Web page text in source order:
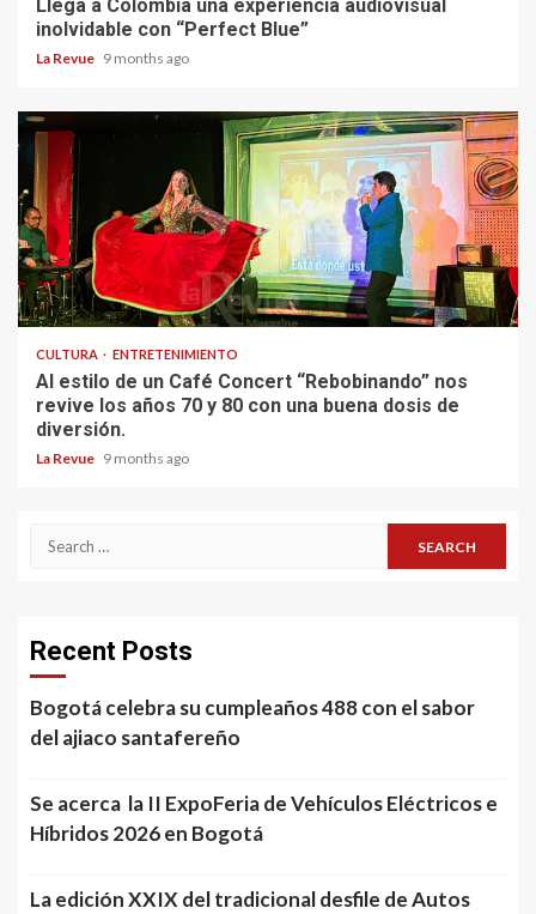
Llega a Colombia una experiencia audiovisual
inolvidable con “Perfect Blue”
La Revue 9 months ago
CULTURA ENTRETENIMIENTO
Al estilo de un Café Concert “Rebobinando” nos
revive los años 70 y 80 con una buena dosis de
diversión.
La Revue 9 months ago
Search
Recent Posts
Bogotá celebra su cumpleaños 488 con el sabor
del ajiaco santafereño
Se acerca la II ExpoFeria de Vehículos Eléctricos e
Híbridos 2026 en Bogotá
La edición XXIX del tradicional desfile de Autos